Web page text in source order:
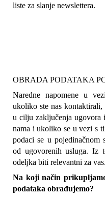
liste za slanje newslettera.
OBRADA PODATAKA
Naredne napomene u
ukoliko ste nas
u cilju zaključenja ugovora
nama i ukoliko se u vezi s
podaci se u pojedinačnom
od ugovorenih usluga. Iz
odeljka biti relevantni za vas.
Na koji način
podataka obrađujemo?